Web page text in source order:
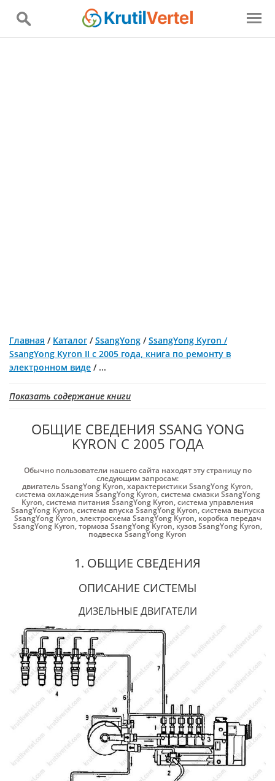
Главная / Каталог /SsangYong /SsangYong Kyron /
SsangYong Kyron II с 2005 года, книга по ремонту в
электронном виде / ...
Показать содержание книги
ОБЩИЕ СВЕДЕНИЯ SSANG YONG
KYRON С 2005 ГОДА
Обычно пользователи нашего сайта находят эту страницу по
следующим запросам:
двигатель SsangYong Kyron,характеристики SsangYong Kyron,
система охлаждения SsangYong Kyron,система смазки SsangYong
Kyron,система питания SsangYong Kyron,система управления
SsangYong Kyron,система впуска SsangYong Kyron,система выпуска
SsangYong Kyron,электросхема SsangYong Kyron, коробка передач
SsangYong Kyron,тормоза SsangYong Kyron, кузов SsangYong Kyron,
подвеска SsangYong Kyron
1. ОБЩИЕ СВЕДЕНИЯ
ОПИСАНИЕ СИСТЕМЫ
ДИЗЕЛЬНЫЕ ДВИГАТЕЛИ